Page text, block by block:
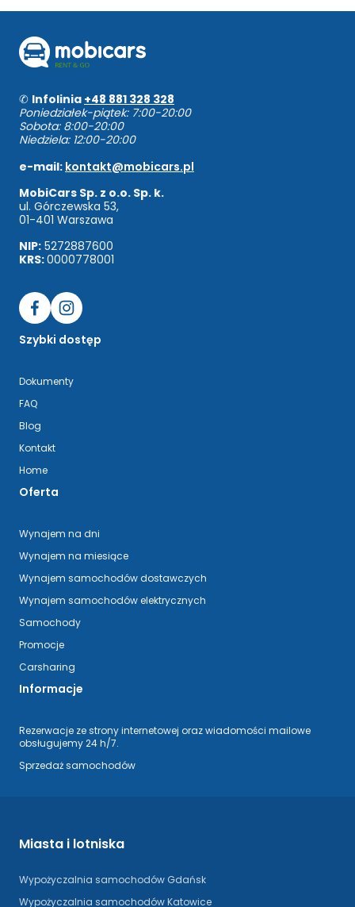
✆ Infolinia +48 881 328 328
Poniedziałek-piątek: 7:00-20:00
Sobota: 8:00-20:00
Niedziela: 12:00-20:00
e-mail: kontakt@mobicars.pl
MobiCars Sp. z o.o. Sp. k.
ul. Górczewska 53,
01-401 Warszawa
NIP: 5272887600
KRS:0000778001
Szybki dostęp
Dokumenty
FAQ
Blog
Kontakt
Home
Oferta
Wynajem na dni
Wynajem na miesiące
Wynajem samochodów dostawczych
Wynajem samochodów elektrycznych
Samochody
Promocje
Carsharing
Informacje
Rezerwacje ze strony internetowej oraz wiadomości mailowe
obsługujemy 24 h/7.
Sprzedaż samochodów
Miasta i lotniska
Wypożyczalnia samochodów Gdańsk
Wypożyczalnia samochodów Katowice